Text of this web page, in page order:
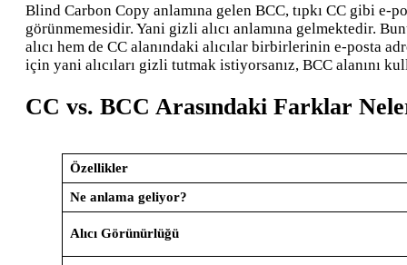
Blind Carbon Copy anlamına gelen BCC, tıpkı CC gibi e-
görünmemesidir. Yani gizli alıcı anlamına gelmektedir.
alıcı hem de CC alanındaki alıcılar birbirlerinin e-posta
için yani alıcıları gizli tutmak istiyorsanız, BCC alanını
CC vs. BCC Arasındaki Farklar
Özellikler
Ne anlama geliyor?
Alıcı Görünürlüğü